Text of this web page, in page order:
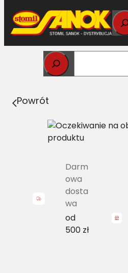
Przejdź
do
treści
Strona główna>
wariatorowy DF 0619192-VX
Powrót
Darm
owa
dosta
wa
od
500 zł